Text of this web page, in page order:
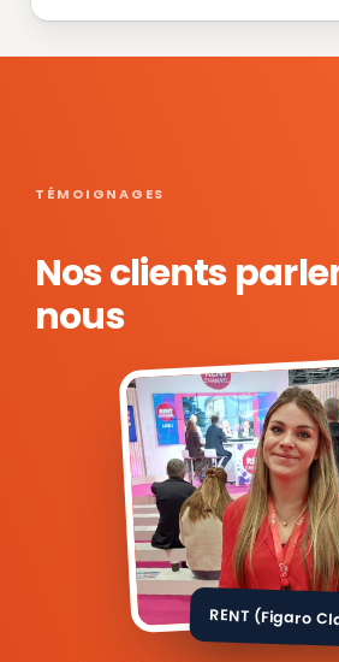
TÉMOIGNAGES
Nos clients
nous
RENT (Figaro